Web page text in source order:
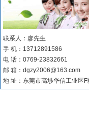
联系人：廖先生
手 机：13712891586
电 话：0769-23832661
邮 箱：dgzy2006@163.com
地 址：东莞市高埗华信工业区F